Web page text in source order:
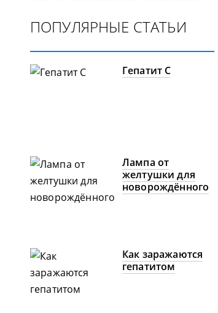
ПОПУЛЯРНЫЕ СТАТЬИ
Гепатит C
Лампа от
желтушки для
новорождённого
Как заражаются
гепатитом